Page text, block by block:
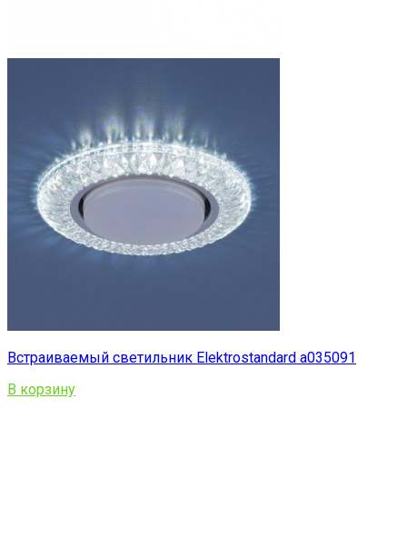
Встраиваемый светильник Elektrostandard a035091
В корзину